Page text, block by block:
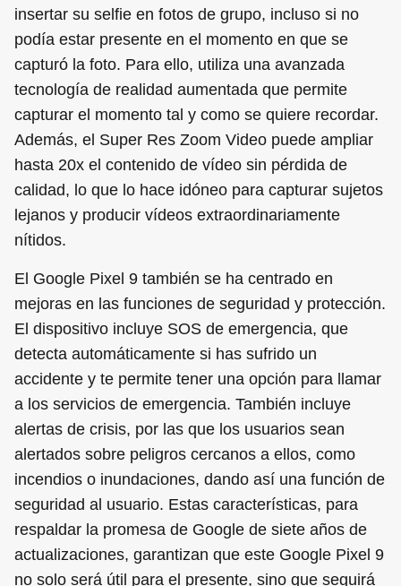
insertar su selfie en fotos de grupo, incluso si no
podía estar presente en el momento en que se
capturó la foto. Para ello, utiliza una avanzada
tecnología de realidad aumentada que permite
capturar el momento tal y como se quiere recordar.
Además, el Super Res Zoom Video puede ampliar
hasta 20x el contenido de vídeo sin pérdida de
calidad, lo que lo hace idóneo para capturar sujetos
lejanos y producir vídeos extraordinariamente
nítidos.
El Google Pixel 9 también se ha centrado en
mejoras en las funciones de seguridad y protección.
El dispositivo incluye SOS de emergencia, que
detecta automáticamente si has sufrido un
accidente y te permite tener una opción para llamar
a los servicios de emergencia. También incluye
alertas de crisis, por las que los usuarios sean
alertados sobre peligros cercanos a ellos, como
incendios o inundaciones, dando así una función de
seguridad al usuario. Estas características, para
respaldar la promesa de Google de siete años de
actualizaciones, garantizan que este Google Pixel 9
no solo será útil para el presente, sino que seguirá